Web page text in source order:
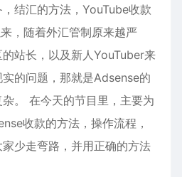
结汇的方法，YouTube收款
，随着外汇管制原来越严
站长，以及新人YouTuber来
的问题，那就是Adsense的
。 在今天的节目里，主要为
收款的方法，操作流程，
少走弯路，并用正确的方法